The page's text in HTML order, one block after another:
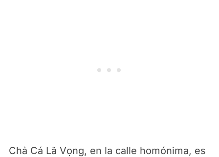
Chả Cá Lã Vọng, en la calle homónima, es